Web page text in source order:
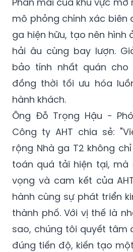
mô phỏng chính xác biên
ga hiện hữu, tạo nên hình
hải âu cùng bay lượn.
bảo tính nhất quán
đồng thời tối ưu hóa
hành khách.
Ông Đỗ Trọng Hậu -
Công ty AHT chia sẻ:
rộng Nhà ga T2 không
toán quá tải hiện tại, mà
vọng và cam kết của
hành cùng sự phát triển
thành phố. Với vị thế là
sao, chúng tôi quyết tâm
đúng tiến độ, kiến tạo